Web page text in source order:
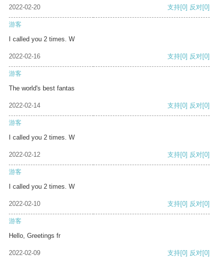
2022-02-20 支持[0] 反对[0]
游客
I called you 2 times. W
2022-02-16 支持[0] 反对[0]
游客
The world's best fantas
2022-02-14 支持[0] 反对[0]
游客
I called you 2 times. W
2022-02-12 支持[0] 反对[0]
游客
I called you 2 times. W
2022-02-10 支持[0] 反对[0]
游客
Hello, Greetings fr
2022-02-09 支持[0] 反对[0]